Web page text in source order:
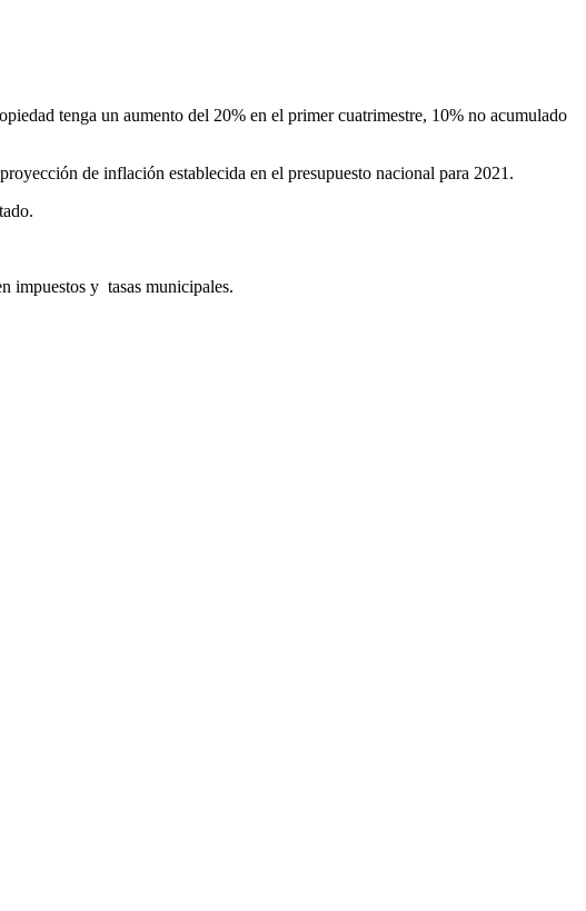
tenga un aumento del 20% en el primer cuatrimestre, 10% no acumulado
de inflación establecida en el presupuesto nacional para 2021.
impuestos y tasas municipales.